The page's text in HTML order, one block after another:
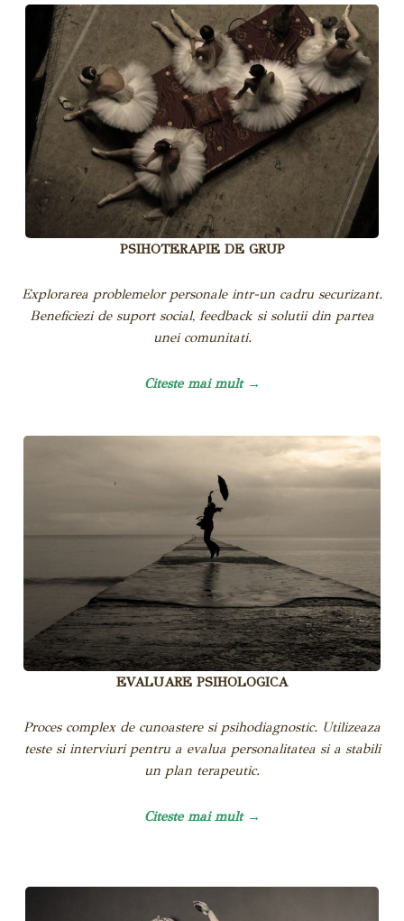
PSIHOTERAPIE DE GRUP
Explorarea problemelor personale intr-un cadru securizant.
Beneficiezi de suport social, feedback si solutii din partea
unei comunitati.
Citeste mai mult →
EVALUARE PSIHOLOGICA
Proces complex de cunoastere si psihodiagnostic. Utilizeaza
teste si interviuri pentru a evalua personalitatea si a stabili
un plan terapeutic.
Citeste mai mult →